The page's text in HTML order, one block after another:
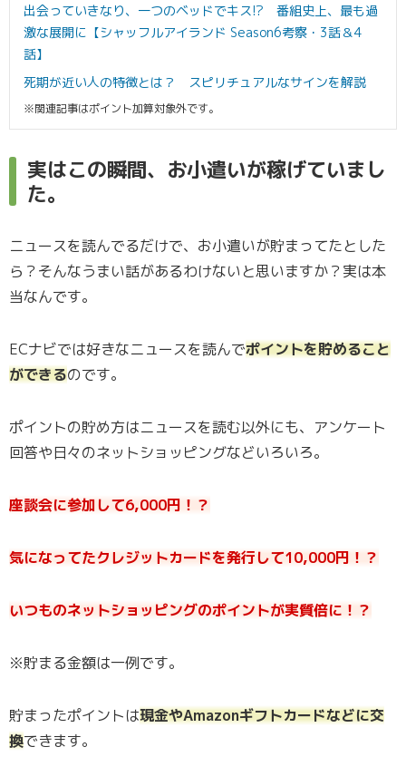
出会っていきなり、一つのベッドでキス!? 番組史上、最も過
激な展開に【シャッフルアイランド Season6考察・3話＆4
話】
死期が近い人の特徴とは？ スピリチュアルなサインを解説
※関連記事はポイント加算対象外です。
実はこの瞬間、お小遣いが稼げていまし
た。
ニュースを読んでるだけで、お小遣いが貯まってたとした
ら？そんなうまい話があるわけないと思いますか？実は本
当なんです。
ECナビでは好きなニュースを読んでポイントを貯めること
ができるのです。
ポイントの貯め方はニュースを読む以外にも、アンケート
回答や日々のネットショッピングなどいろいろ。
座談会に参加して6,000円！？
気になってたクレジットカードを発行して10,000円！？
いつものネットショッピングのポイントが実質倍に！？
※貯まる金額は一例です。
貯まったポイントは現金やAmazonギフトカードなどに交
換できます。